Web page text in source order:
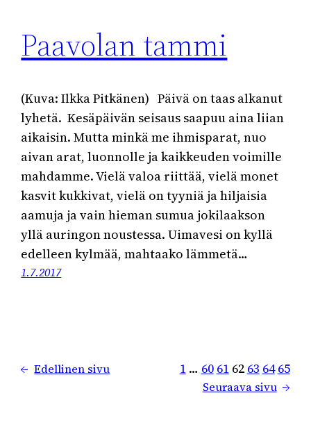
Paavolan tammi
(Kuva: Ilkka Pitkänen) Päivä on taas alkanut
lyhetä. Kesäpäivän seisaus saapuu aina liian
aikaisin. Mutta minkä me ihmisparat, nuo
aivan arat, luonnolle ja kaikkeuden voimille
mahdamme. Vielä valoa riittää, vielä monet
kasvit kukkivat, vielä on tyyniä ja hiljaisia
aamuja ja vain hieman sumua jokilaakson
yllä auringon noustessa. Uimavesi on kyllä
edelleen kylmää, mahtaako lämmetä…
1.7.2017
← Edellinen sivu 1 … 60 61 62 63 64 65
Seuraava sivu →